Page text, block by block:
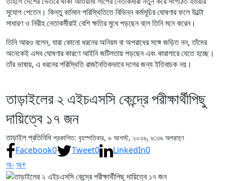
সুযোগ পেতেন। কিন্তু বর্তমান পরিস্থিতিতে বিভিন্ন কর্মসূচির ঘোষণার ফলে উল্টো
সাধারণ ও নিরীহ নেতাকর্মীরাই বেশি ক্ষতির মুখে পড়ছেন বলে তিনি মনে করেন।
তিনি আরও বলেন, যারা কোনো ধরনের অনিয়ম বা অপরাধের সঙ্গে জড়িত নন, তাঁদের
অনেকেই এসব ঘোষণার কারণে আইনি জটিলতায় পড়ছেন এবং কারাগারে যেতে হচ্ছে।
তাঁর ভাষায়, এ ধরনের পরিস্থিতি রাজনৈতিকভাবে দলের জন্য ইতিবাচক নয়।
তাড়াইলের ২ এইচএসসি কেন্দ্রে পরীক্ষার্থীপিছু
দায়িত্বে ১৭ জন
তাড়াইল প্রতিনিধিপ্রকাশিত: বৃহস্পতিবার, ৬ আগস্ট, ২০২৬, ৬:৩৯ অপরাহ্ণ
Facebook0 Tweet0 LinkedIn0
অ-অ+